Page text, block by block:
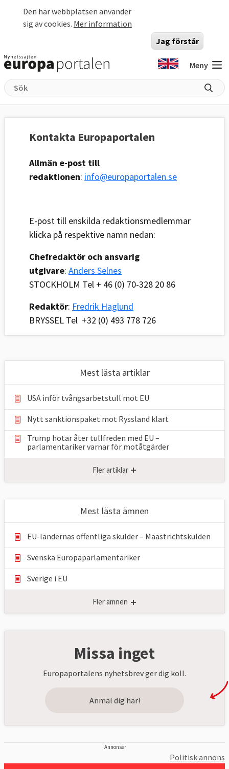
Den här webbplatsen använder
sig av cookies. Mer information
Jag förstår
Meny
Kontakta Europaportalen
Allmän e-post till
redaktionen: info@europaportalen.se
E-post till enskilda redaktionsmedlemmar
klicka på respektive namn nedan:
Chefredaktör och ansvarig
utgivare: Anders Selnes
STOCKHOLM Tel + 46 (0) 70-328 20 86
Redaktör: Fredrik Haglund
BRYSSEL Tel +32 (0) 493 778 726
Mest lästa artiklar
USA inför tvångsarbetstull mot EU
Nytt sanktionspaket mot Ryssland klart
Trump hotar åter tullfreden med EU –
parlamentariker ⁠varnar för motåtgärder
Fler artiklar +
Mest lästa ämnen
EU-ländernas offentliga skulder – Maastrichtskulden
Svenska Europaparlamentariker
Sverige i EU
Fler ämnen +
Missa inget
Europaportalens nyhetsbrev ger dig koll.
Anmäl dig här!
Annonser
Politisk annons